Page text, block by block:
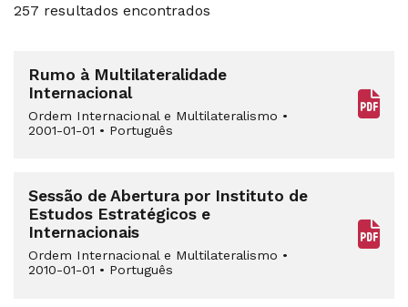
257 resultados encontrados
Rumo à Multilateralidade
Internacional
Ordem Internacional e Multilateralismo •
2001-01-01 • Português
Sessão de Abertura por Instituto de
Estudos Estratégicos e
Internacionais
Ordem Internacional e Multilateralismo •
2010-01-01 • Português